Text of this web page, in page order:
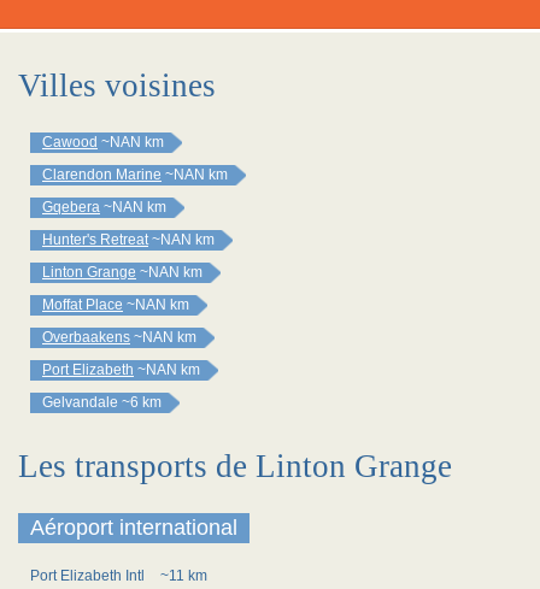
Villes voisines
Cawood ~NAN km
Clarendon Marine ~NAN km
Gqebera ~NAN km
Hunter's Retreat ~NAN km
Linton Grange ~NAN km
Moffat Place ~NAN km
Overbaakens ~NAN km
Port Elizabeth ~NAN km
Gelvandale ~6 km
Les transports de Linton Grange
Aéroport international
Port Elizabeth Intl ~11 km